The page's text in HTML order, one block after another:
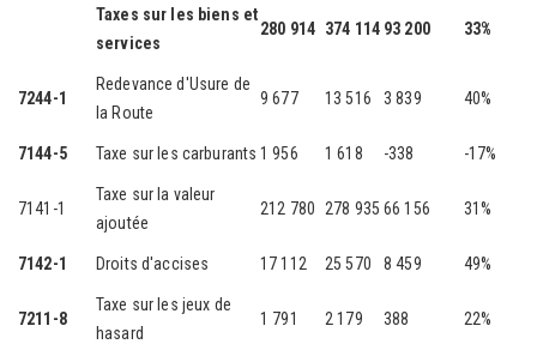
Taxes sur les biens et
services
280 914 374 114 93 200 33%
7244-1
Redevance d'Usure de
la Route
9 677 13 516 3 839 40%
7144-5 Taxe sur les carburants 1 956 1 618 -338 -17%
7141-1
Taxe sur la valeur
ajoutée
212 780 278 935 66 156 31%
7142-1 Droits d'accises 17 112 25 570 8 459 49%
7211-8
Taxe sur les jeux de
hasard
1 791 2 179 388 22%